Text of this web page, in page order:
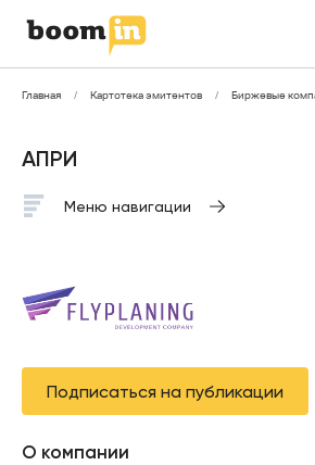
Главная Картотека эмитентов Биржевые
АПРИ
Меню навигации
Подписаться на публикации
О компании